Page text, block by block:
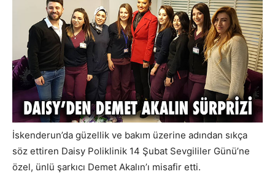
İskenderun’da güzellik ve bakım üzerine adından sıkça
söz ettiren Daisy Poliklinik 14 Şubat Sevgililer Günü’ne
özel, ünlü şarkıcı Demet Akalın’ı misafir etti.